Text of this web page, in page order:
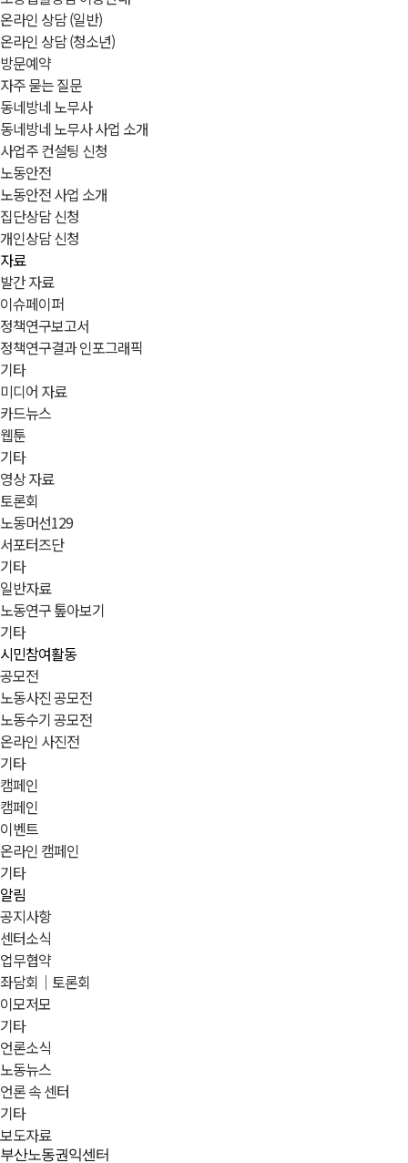
온라인 상담 (일반)
온라인 상담 (청소년)
방문예약
자주 묻는 질문
동네방네 노무사
동네방네 노무사 사업 소개
사업주 컨설팅 신청
노동안전
노동안전 사업 소개
집단상담 신청
개인상담 신청
자료
발간 자료
이슈페이퍼
정책연구보고서
정책연구결과 인포그래픽
기타
미디어 자료
카드뉴스
웹툰
기타
영상 자료
토론회
노동머선129
서포터즈단
기타
일반자료
노동연구 톺아보기
기타
시민참여활동
공모전
노동사진 공모전
노동수기 공모전
온라인 사진전
기타
캠페인
캠페인
이벤트
온라인 캠페인
기타
알림
공지사항
센터소식
업무협약
좌담회｜토론회
이모저모
기타
언론소식
노동뉴스
언론 속 센터
기타
보도자료
부산노동권익센터